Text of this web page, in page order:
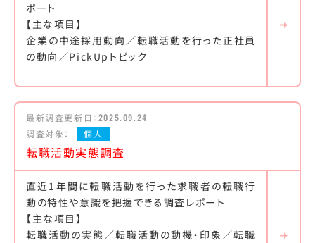
ポート
【主な項目】
企業の中途採用動向／転職活動を行った正社員
の動向／PickUpトピック
最新調査更新日： 2025.09.24
調査対象：
個人
転職活動実態調査
直近1年間に転職活動を行った求職者の転職行
動の特性や意識を把握できる調査レポート
【主な項目】
転職活動の実態／転職活動の動機・印象／転職